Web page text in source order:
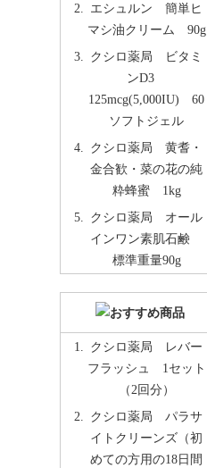
エシュルン 簡単ヒ
マシ油クリーム 90g
クシロ薬局 ビタミ
ンD3
125mcg(5,000IU) 60
ソフトジェル
クシロ薬局 黄耆・
金合歓・菜の花の純
粋蜂蜜 1kg
クシロ薬局 オール
インワン素肌石鹸
標準重量90g
クシロ薬局 レバー
フラッシュ 1セット
（2回分）
クシロ薬局 パラサ
イトクリーンズ（初
めての方用の18日間